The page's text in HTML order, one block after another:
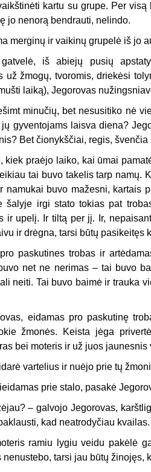
kartu su grupe. Per
jo nenorą bendrauti, nelindo.
merginų ir vaikinų grupelė iš jo
iš abiejų pusių
už žmogų, tvoromis, driekėsi
laiką), Jegorovas
minučių, bet nesusitiko nė
gyventojams laisva diena?
Bet čionykščiai, regis, švenčia
kiek praėjo laiko, kai ūmai
tai buvo takelis tarp namų.
namukai buvo mažesni, kartais
šalyje irgi stato tokias pat
ir upelį. Ir tiltą per jį. Ir,
ir drėgna, tarsi būtų pasikeitęs
paskutines trobas ir
net ne nerimas – tai buvo
neiti. Tai buvo baimė ir trauka
eidamas pro paskutinę
žmonės. Keista jėga
bei moteris ir už juos
vartelius ir nuėjo prie tų
prie stalo, pasakė
– galvojo Jegorovas,
kad neatrodyčiau
ramiu lygiu veidu pakėlė
nenustebo, tarsi jau būtų žinojęs,